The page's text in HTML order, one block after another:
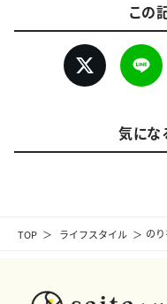
TOP ライフスタイル の
この
気にな